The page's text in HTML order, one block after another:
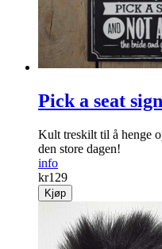
Pick a seat sign
Kult treskilt til å henge
den store dagen!
info
kr129
Kjøp